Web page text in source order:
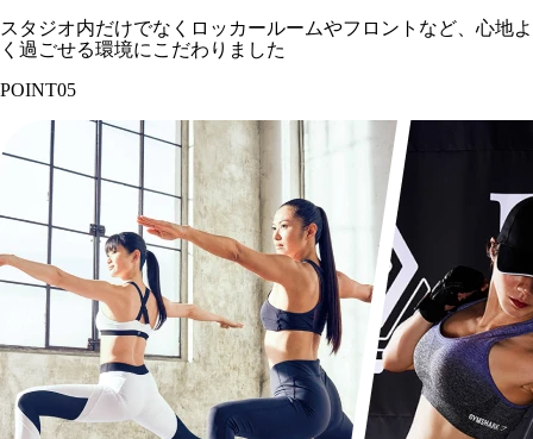
スタジオ内だけでなくロッカールームやフロントなど、心地よ
く過ごせる環境にこだわりました
POINT05